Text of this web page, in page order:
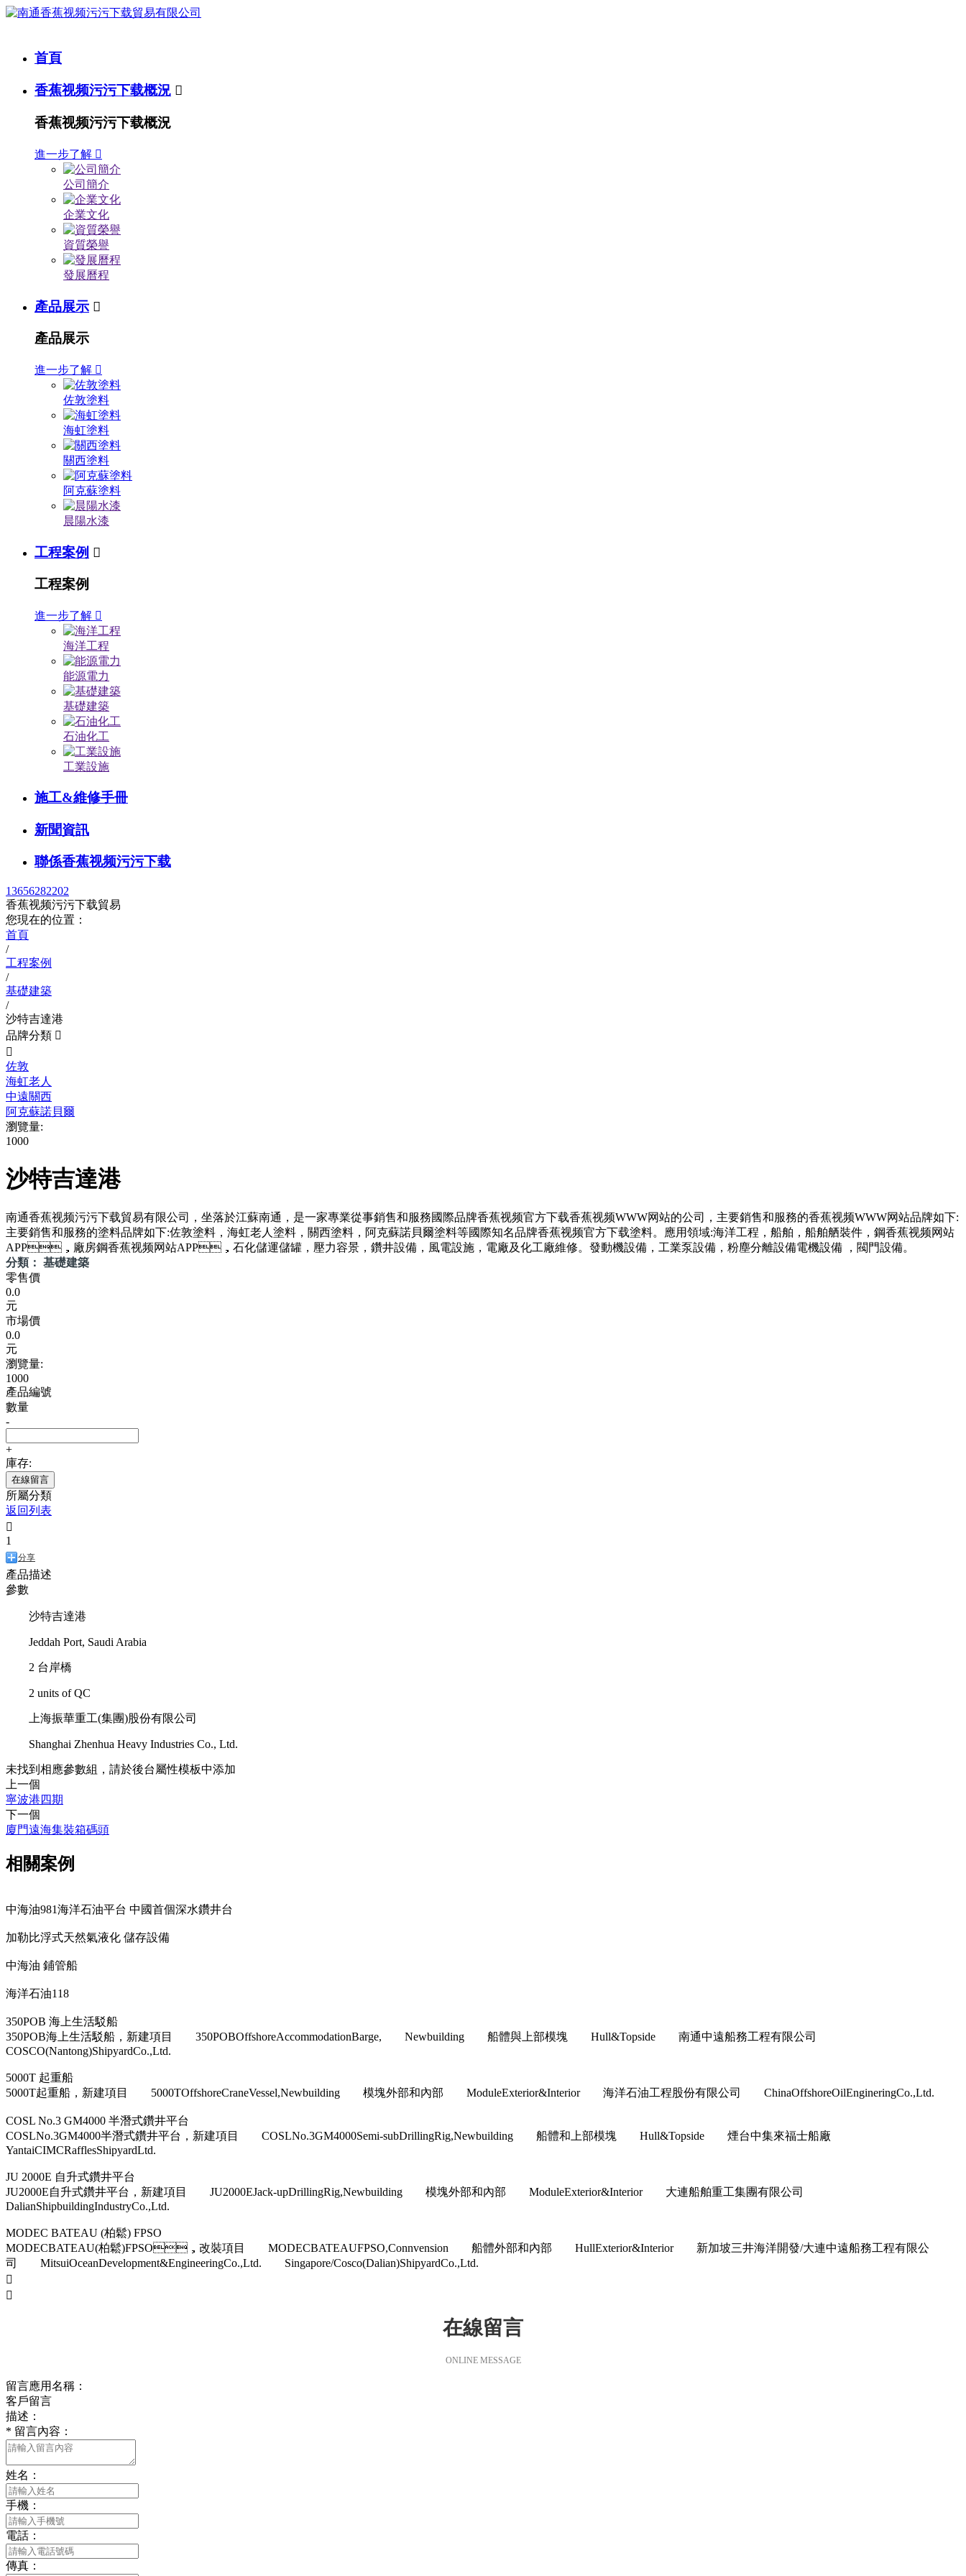
首頁
香蕉视频污污下载概況 
香蕉视频污污下载概況
進一步了解 
公司簡介
企業文化
資質榮譽
發展曆程
產品展示 
產品展示
進一步了解 
佐敦塗料
海虹塗料
關西塗料
阿克蘇塗料
晨陽水漆
工程案例 
工程案例
進一步了解 
海洋工程
能源電力
基礎建築
石油化工
工業設施
施工&維修手冊
新聞資訊
聯係香蕉视频污污下载
13656282202
香蕉视频污污下载貿易
您現在的位置：
首頁
/
工程案例
/
基礎建築
/
沙特吉達港
品牌分類 

佐敦
海虹老人
中遠關西
阿克蘇諾貝爾
瀏覽量:
1000
沙特吉達港
南通香蕉视频污污下载貿易有限公司，坐落於江蘇南通，是一家專業從事銷售和服務國際品牌香蕉视频官方下载香蕉视频WWW网站的公司，主要銷售和服務的香蕉视频WWW网站品牌如下:
主要銷售和服務的塗料品牌如下:佐敦塗料，海虹老人塗料，關西塗料，阿克蘇諾貝爾塗料等國際知名品牌香蕉视频官方下载塗料。應用領域:海洋工程，船舶，船舶舾裝件，鋼香蕉视频网站
APP，廠房鋼香蕉视频网站APP，石化儲運儲罐，壓力容景，鑽井設備，風電設施，電廠及化工廠維修。發動機設備，工業泵設備，粉塵分離設備電機設備 ，閥門設備。
分類： 基礎建築
零售價
0.0
元
市場價
0.0
元
瀏覽量:
1000
產品編號
數量
-
+
庫存:
在線留言
所屬分類
返回列表

1
分享
產品描述
參數
沙特吉達港
Jeddah Port, Saudi Arabia
2 台岸橋
2 units of QC
上海振華重工(集團)股份有限公司
Shanghai Zhenhua Heavy Industries Co., Ltd.
未找到相應參數組，請於後台屬性模板中添加
上一個
寧波港四期
下一個
廈門遠海集裝箱碼頭
相關案例
中海油981海洋石油平台 中國首個深水鑽井台
加勒比浮式天然氣液化 儲存設備
中海油 鋪管船
海洋石油118
350POB 海上生活駁船
350POB海上生活駁船，新建項目 350POBOffshoreAccommodationBarge, Newbuilding 船體與上部模塊 Hull&Topside 南通中遠船務工程有限公司
COSCO(Nantong)ShipyardCo.,Ltd.
5000T 起重船
5000T起重船，新建項目 5000TOffshoreCraneVessel,Newbuilding 模塊外部和內部 ModuleExterior&Interior 海洋石油工程股份有限公司 ChinaOffshoreOilEngineringCo.,Ltd.
COSL No.3 GM4000 半潛式鑽井平台
COSLNo.3GM4000半潛式鑽井平台，新建項目 COSLNo.3GM4000Semi-subDrillingRig,Newbuilding 船體和上部模塊 Hull&Topside 煙台中集來福士船廠
YantaiCIMCRafflesShipyardLtd.
JU 2000E 自升式鑽井平台
JU2000E自升式鑽井平台，新建項目 JU2000EJack-upDrillingRig,Newbuilding 模塊外部和內部 ModuleExterior&Interior 大連船舶重工集團有限公司
DalianShipbuildingIndustryCo.,Ltd.
MODEC BATEAU (柏鬆) FPSO
MODECBATEAU(柏鬆)FPSO，改裝項目 MODECBATEAUFPSO,Connvension 船體外部和內部 HullExterior&Interior 新加坡三井海洋開發/大連中遠船務工程有限公
司 MitsuiOceanDevelopment&EngineeringCo.,Ltd. Singapore/Cosco(Dalian)ShipyardCo.,Ltd.


在線留言
ONLINE MESSAGE
留言應用名稱：
客戶留言
描述：
* 留言內容：
姓名：
手機：
電話：
傳真：